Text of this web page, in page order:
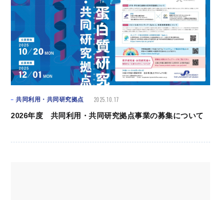
共同利用・共同研究拠点 2025.10.17
2026年度 共同利用・共同研究拠点事業の募集について